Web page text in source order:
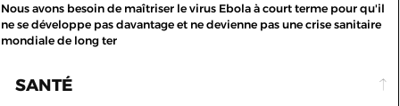
Nous avons besoin de maîtriser le virus Ebola à court terme pour qu'il
ne se développe pas davantage et ne devienne pas une crise sanitaire
mondiale de long ter
SANTÉ